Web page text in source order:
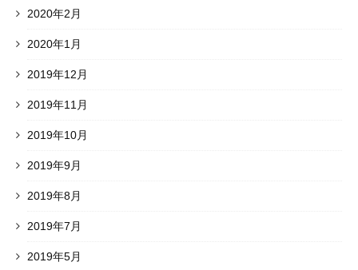
2020年2月
2020年1月
2019年12月
2019年11月
2019年10月
2019年9月
2019年8月
2019年7月
2019年5月